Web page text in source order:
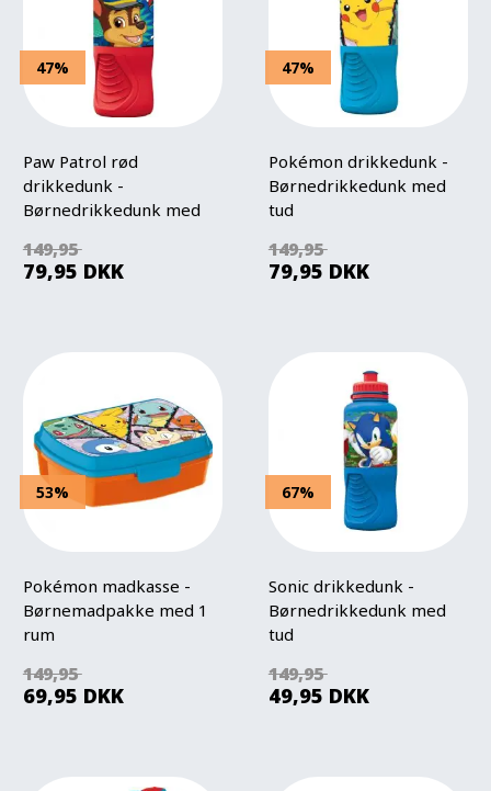
47%
Paw Patrol rød
drikkedunk -
Børnedrikkedunk med
149,95
79,95 DKK
47%
Pokémon drikkedunk -
Børnedrikkedunk med
tud
149,95
79,95 DKK
53%
Pokémon madkasse -
Børnemadpakke med 1
rum
149,95
69,95 DKK
67%
Sonic drikkedunk -
Børnedrikkedunk med
tud
149,95
49,95 DKK